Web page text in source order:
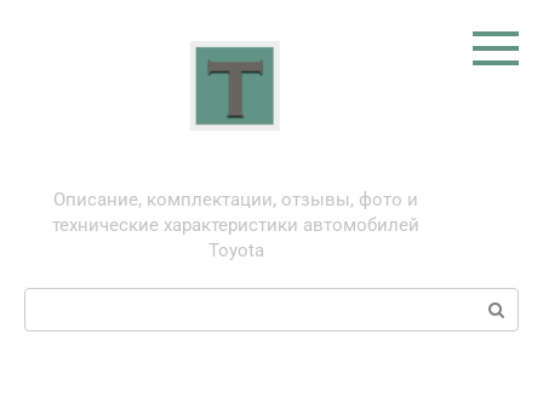
Описание, комплектации, отзывы, фото и
технические характеристики автомобилей
Toyota
Поиск: